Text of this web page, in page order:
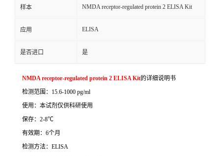
样本 NMDA receptor-regulated protein 2 ELISA Kit
应用 ELISA
是否进口 是
NMDA receptor-regulated protein 2 ELISA Kit的详细说明书
检测范围： 15.6-1000 pg/ml
使用：本试剂仅供科研使用
保存： 2-8℃
有效期： 6个月
检测方法： ELISA